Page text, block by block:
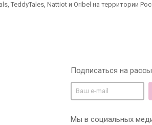
TeddyTales, Nattiot и Oribel на территории
Подписаться на
Мы в социальных